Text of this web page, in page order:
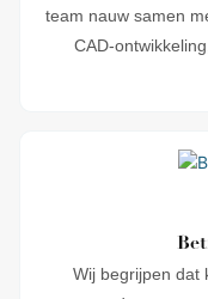
team nauw samen
CAD-
Wij begrijpen dat